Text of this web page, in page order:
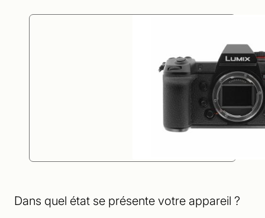
Dans quel état se présente votre appareil ?